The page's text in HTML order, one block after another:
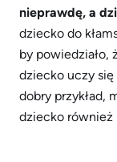
nieprawdę, a
dziecko do
by powiedziało,
dziecko uczy się
dobry przykład,
dziecko również